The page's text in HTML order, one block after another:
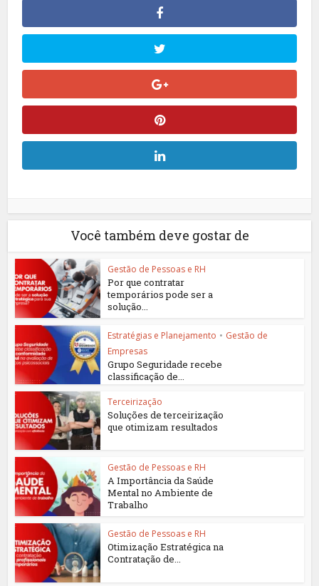
Você também deve gostar de
Gestão de Pessoas e RH
Por que contratar
temporários pode ser a
solução...
Estratégias e Planejamento • Gestão de
Empresas
Grupo Seguridade recebe
classificação de...
Terceirização
Soluções de terceirização
que otimizam resultados
Gestão de Pessoas e RH
A Importância da Saúde
Mental no Ambiente de
Trabalho
Gestão de Pessoas e RH
Otimização Estratégica na
Contratação de...